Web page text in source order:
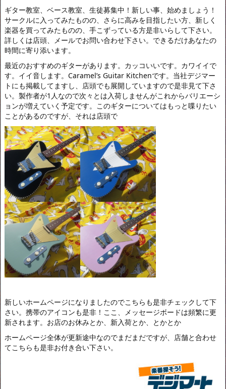
ギター教室、ベース教室、生徒募集中！新しい事、始めましょう！
サークルに入ってみたものの、さらに高みを目指したい方、新しく
楽器を買ってみたものの、手こずっている方是非いらして下さい。
詳しくは店頭、メールでお問い合わせ下さい。できるだけあなたの
時間に寄り添います。
最近のおすすめのギターがあります。カッコいいです。カワイイで
す。イイ音します。Caramel’s Guitar Kitchenです。当社デジマー
トにも掲載してますし、店頭でも展開していますので是非見て下さ
い。製作者が1人なので次々とは入荷しませんがこれからバリエーシ
ョンが増えていく予定です。このギターについてはもっと喋りたい
ことがあるのですが、それは店頭で
新しいホームページになりましたのでこちらも是非チェックして下
さい。携帯のアイコンも是非！ここ、メッセージボードは頻繁に更
新されます。お店のお休みとか、新入荷とか、とかとか
ホームページ全体が更新途中なのでまだまだですが、店舗と合わせ
てこちらも是非お付き合い下さい。